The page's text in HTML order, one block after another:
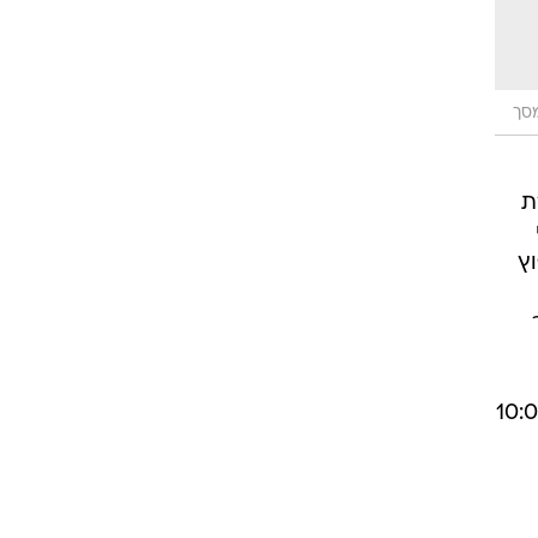
5 תל אביב, שעות פתיחה: כל יום 10:00-19:00, ו': 10:00-